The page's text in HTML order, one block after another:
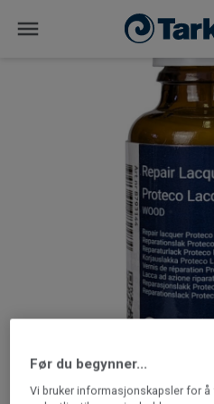
Før du begynner...
Vi bruker informasjonskapsler for